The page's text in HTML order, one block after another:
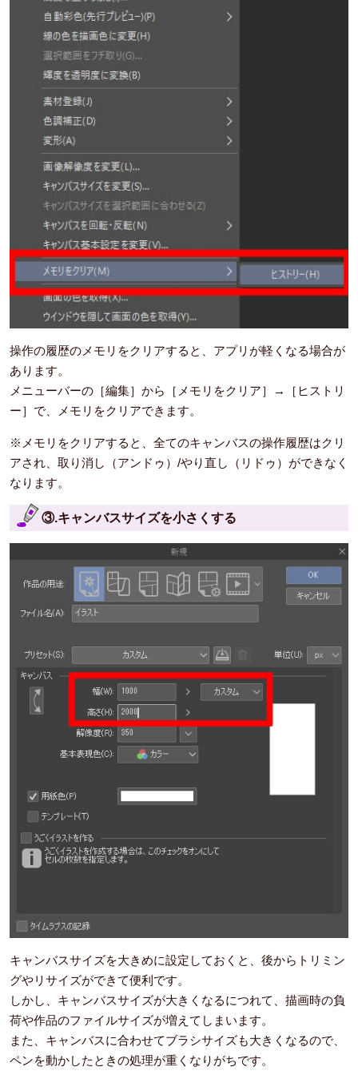
操作の履歴のメモリをクリアすると、アプリが軽くなる場合が
あります。
メニューバーの［編集］から［メモリをクリア］→［ヒストリ
ー］で、メモリをクリアできます。
※メモリをクリアすると、全てのキャンバスの操作履歴はクリ
アされ、取り消し（アンドゥ）/やり直し（リドゥ）ができなく
なります。
③.キャンバスサイズを小さくする
キャンバスサイズを大きめに設定しておくと、後からトリミン
グやリサイズができて便利です。
しかし、キャンバスサイズが大きくなるにつれて、描画時の負
荷や作品のファイルサイズが増えてしまいます。
また、キャンバスに合わせてブラシサイズも大きくなるので、
ペンを動かしたときの処理が重くなりがちです。